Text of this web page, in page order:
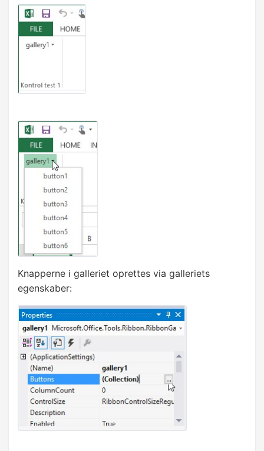
Knapperne i galleriet oprettes via galleriets
egenskaber: